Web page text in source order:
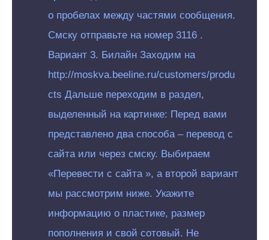
о пробелах между частями сообщения.
Смску отправьте на номер 3116 .
Вариант 3. Билайн Заходим на
http://moskva.beeline.ru/customers/produ
cts Дальше переходим в раздел,
выделенный на картинке: Перед вами
представлено два способа – перевод с
сайта или через смску. Выбираем
«Перевести с сайта », а второй вариант
мы рассмотрим ниже. Укажите
информацию о пластике, размер
пополнения и свой сотовый. Не